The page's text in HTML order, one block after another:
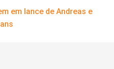
em lance de Andreas e